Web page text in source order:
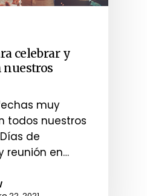
celebrar y
muy
todos nuestros
de
reunión en…